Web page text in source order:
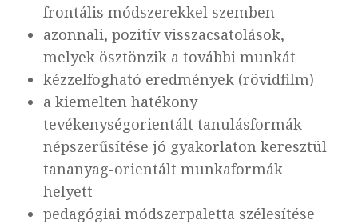
frontális módszerekkel szemben
azonnali, pozitív visszacsatolások,
melyek ösztönzik a további munkát
kézzelfogható eredmények (rövidfilm)
a kiemelten hatékony
tevékenységorientált tanulásformák
népszerűsítése jó gyakorlaton keresztül
tananyag-orientált munkaformák
helyett
pedagógiai módszerpaletta szélesítése